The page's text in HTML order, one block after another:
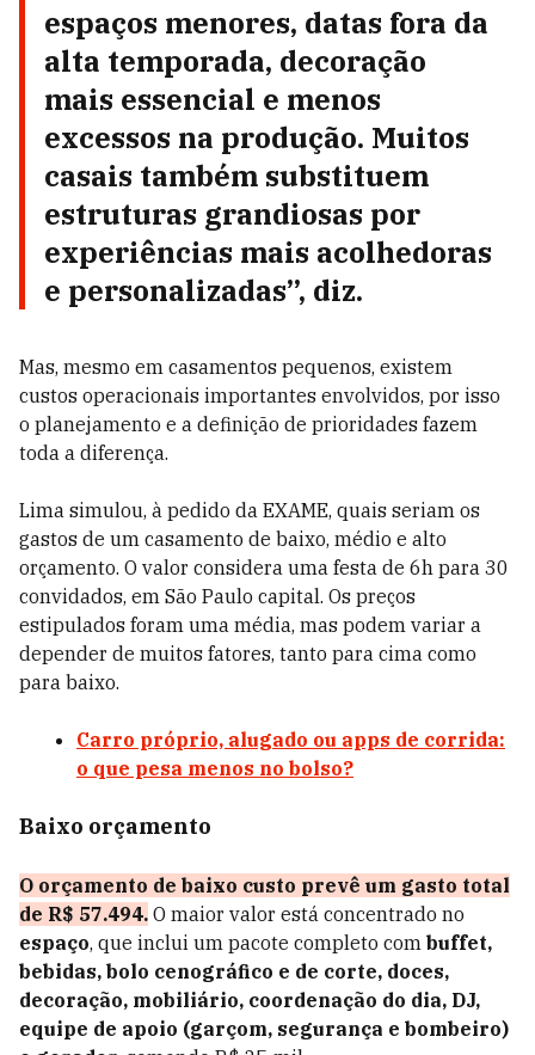
espaços menores, datas fora da
alta temporada, decoração
mais essencial e menos
excessos na produção. Muitos
casais também substituem
estruturas grandiosas por
experiências mais acolhedoras
e personalizadas”, diz.
Mas, mesmo em casamentos pequenos, existem
custos operacionais importantes envolvidos, por isso
o planejamento e a definição de prioridades fazem
toda a diferença.
Lima simulou, à pedido da EXAME, quais seriam os
gastos de um casamento de baixo, médio e alto
orçamento. O valor considera uma festa de 6h para 30
convidados, em São Paulo capital. Os preços
estipulados foram uma média, mas podem variar a
depender de muitos fatores, tanto para cima como
para baixo.
Carro próprio, alugado ou apps de corrida:
o que pesa menos no bolso?
Baixo orçamento
O orçamento de baixo custo prevê um gasto total
de R$ 57.494. O maior valor está concentrado no
espaço, que inclui um pacote completo com buffet,
bebidas, bolo cenográfico e de corte, doces,
decoração, mobiliário, coordenação do dia, DJ,
equipe de apoio (garçom, segurança e bombeiro)